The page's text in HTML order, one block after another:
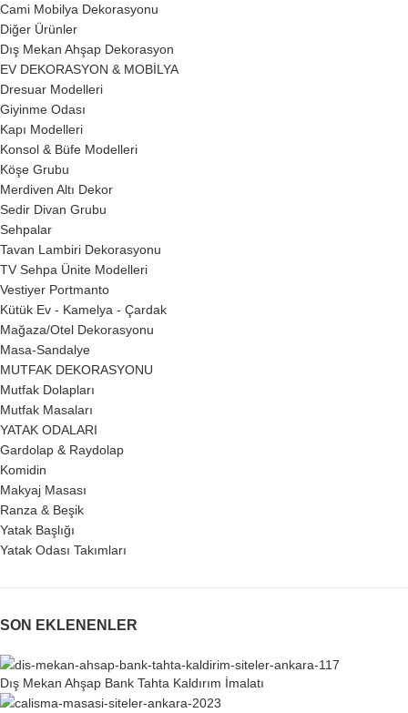
Cami Mobilya Dekorasyonu
Diğer Ürünler
Dış Mekan Ahşap Dekorasyon
EV DEKORASYON & MOBİLYA
Dresuar Modelleri
Giyinme Odası
Kapı Modelleri
Konsol & Büfe Modelleri
Köşe Grubu
Merdiven Altı Dekor
Sedir Divan Grubu
Sehpalar
Tavan Lambiri Dekorasyonu
TV Sehpa Ünite Modelleri
Vestiyer Portmanto
Kütük Ev - Kamelya - Çardak
Mağaza/Otel Dekorasyonu
Masa-Sandalye
MUTFAK DEKORASYONU
Mutfak Dolapları
Mutfak Masaları
YATAK ODALARI
Gardolap & Raydolap
Komidin
Makyaj Masası
Ranza & Beşik
Yatak Başlığı
Yatak Odası Takımları
SON EKLENENLER
Dış Mekan Ahşap Bank Tahta Kaldırım İmalatı